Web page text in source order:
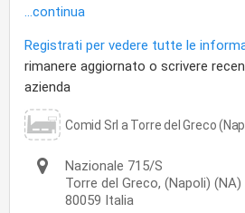
...continua
Registrati per vedere tutte le
rimanere aggiornato o scrivere
azienda
Comid Srl a Torre del Greco
Nazionale 715/S
Torre del Greco, (Napoli) (NA)
80059 Italia